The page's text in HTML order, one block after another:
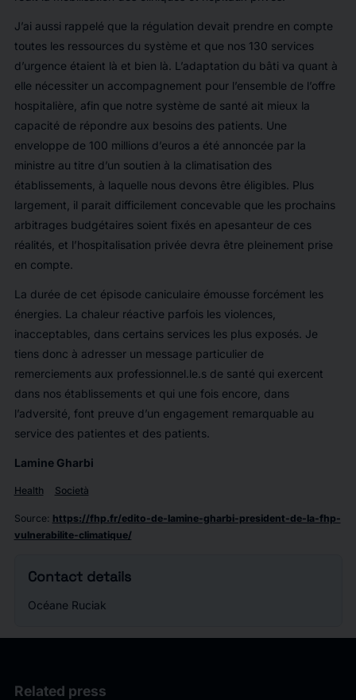
J’ai aussi rappelé que la régulation devait prendre en compte
toutes les ressources du système et que nos 130 services
d’urgence étaient là et bien là. L’adaptation du bâti va quant à
elle nécessiter un accompagnement pour l’ensemble de l’offre
hospitalière, afin que notre système de santé ait mieux la
capacité de répondre aux besoins des patients. Une
enveloppe de 100 millions d’euros a été annoncée par la
ministre au titre d’un soutien à la climatisation des
établissements, à laquelle nous devons être éligibles. Plus
largement, il parait difficilement concevable que les prochains
arbitrages budgétaires soient fixés en apesanteur de ces
réalités, et l’hospitalisation privée devra être pleinement prise
en compte.
La durée de cet épisode caniculaire émousse forcément les
énergies. La chaleur réactive parfois les violences,
inacceptables, dans certains services les plus exposés. Je
tiens donc à adresser un message particulier de
remerciements aux professionnel.le.s de santé qui exercent
dans nos établissements et qui une fois encore, dans
l’adversité, font preuve d’un engagement remarquable au
service des patientes et des patients.
Lamine Gharbi
Health Società
Source: https://fhp.fr/edito-de-lamine-gharbi-president-de-la-fhp-
vulnerabilite-climatique/
Contact details
Océane Ruciak
Related press